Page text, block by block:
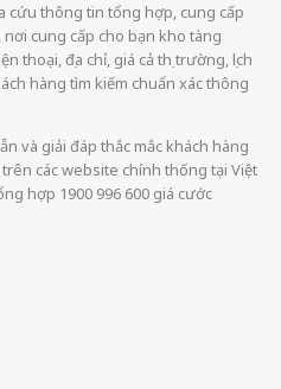
cứu thông tin tổng hợp, cung cấp
cung cấp cho bạn kho tàng
thoại, địa chỉ, giá cả thị trường, lịch
hàng tìm kiếm chuẩn xác thông
và giải đáp thắc mắc khách hàng
các website chính thống tại Việt
hợp 1900 996 600 giá cước